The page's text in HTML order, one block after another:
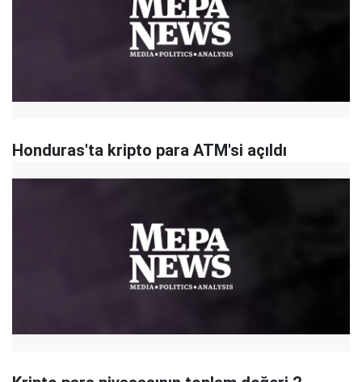
Honduras'ta kripto para ATM'si açıldı